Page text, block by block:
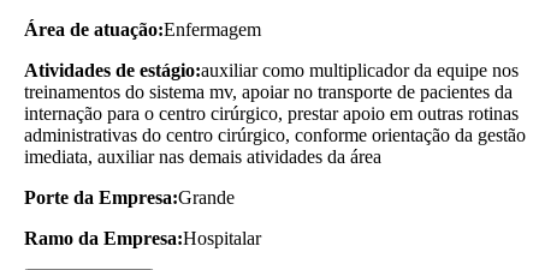
Área de atuação:Enfermagem
Atividades de estágio:auxiliar como multiplicador da equipe nos
treinamentos do sistema mv, apoiar no transporte de pacientes da
internação para o centro cirúrgico, prestar apoio em outras rotinas
administrativas do centro cirúrgico, conforme orientação da gestão
imediata, auxiliar nas demais atividades da área
Porte da Empresa:Grande
Ramo da Empresa:Hospitalar